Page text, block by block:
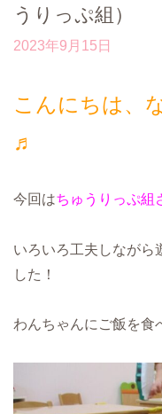
うりっぷ組）
2023年9月15日
こんにちは、
♬
今回はちゅうりっぷ組
いろいろ工夫しながら
した！
わんちゃんにご飯を食